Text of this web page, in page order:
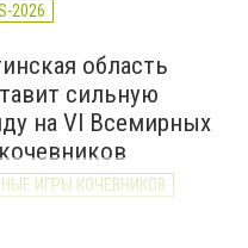
2026
область
сильную
на VI Всемирных
ИГРЫ КОЧЕВНИКОВ